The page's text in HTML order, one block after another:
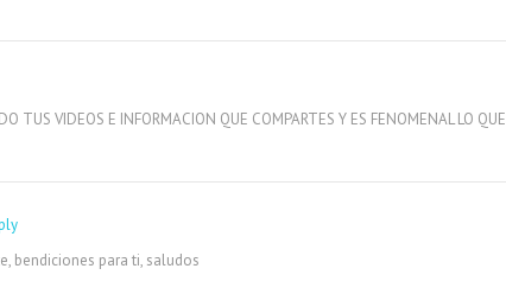
TUS VIDEOS E INFORMACION QUE COMPARTES Y ES FENOMENAL LO QUE
bendiciones para ti, saludos